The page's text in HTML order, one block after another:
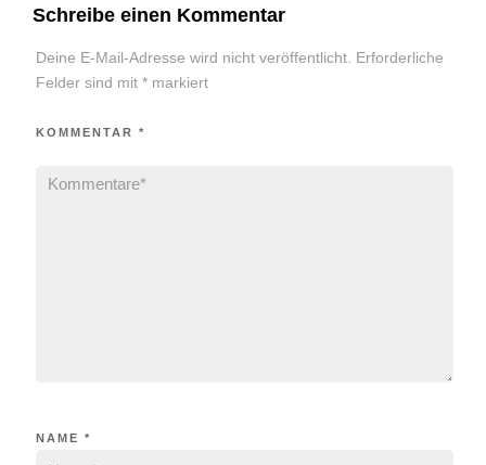
Schreibe einen Kommentar
Deine E-Mail-Adresse wird nicht veröffentlicht. Erforderliche
Felder sind mit *markiert
KOMMENTAR *
NAME *